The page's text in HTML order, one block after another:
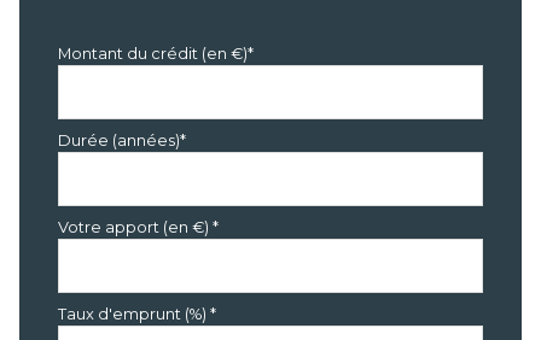
Montant du crédit (en €)*
Durée (années)*
Votre apport (en €) *
Taux d'emprunt (%) *